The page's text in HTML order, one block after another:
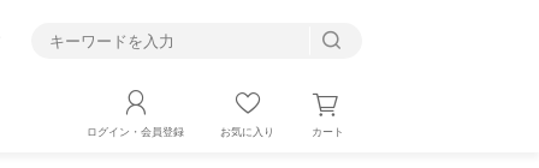
ログイン・会員登録 お気に入り カート